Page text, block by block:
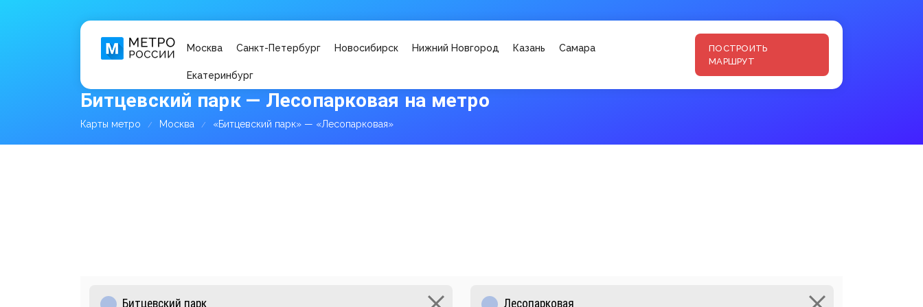
Москва Санкт-Петербург Новосибирск Нижний Новгород Казань Самара
Екатеринбург
ПОСТРОИТЬ
МАРШРУТ
Битцевский парк — Лесопарковая на метро
Карты метро Москва «Битцевский парк» — «Лесопарковая»